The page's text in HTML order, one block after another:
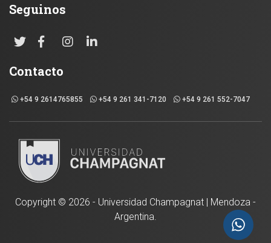
Seguinos
Contacto
+54 9 2614765855 +54 9 261 341-7120 +54 9 261 552-7047
Copyright © 2026 - Universidad Champagnat | Mendoza -
Argentina.